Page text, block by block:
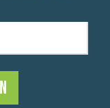
Adresse